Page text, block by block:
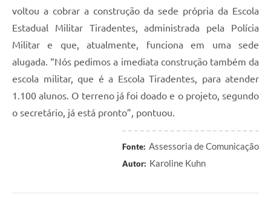
voltou a cobrar a construção da sede própria da Escola
Estadual Militar Tiradentes, administrada pela Polícia
Militar e que, atualmente, funciona em uma sede
alugada. “Nós pedimos a imediata construção também da
escola militar, que é a Escola Tiradentes, para atender
1.100 alunos. O terreno já foi doado e o projeto, segundo
o secretário, já está pronto”, pontuou.
Fonte: Assessoria de Comunicação
Autor: Karoline Kuhn